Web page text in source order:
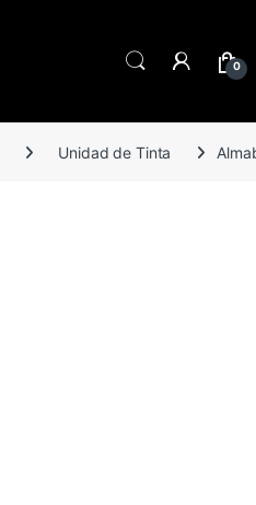
0
Unidad de Tinta